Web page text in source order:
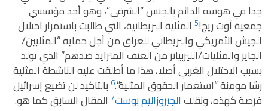
جدا في هوسه الدائم بالجنس “الشرقي”، وهو أحد مؤسسي
جمعية آوت ريج!5 المثلية البريطانية، التي طالبت باستمرار احتلال
الجيش الأمريكي والبريطاني للعراق من أجل حماية “المثليين/
الجايز والمثليات/الليزبيانز من العنف المتزايد ضدهم” الذي تولد
بسبب الاحتلال الغربي أصلا، هذا ما أطلقت عليه الناشطة المثلية
رشا مومنة “استعمار الحقوق المثلية”.6 بالتاكيد لن تضيع إسرائيل
فرصة كهذه، ونقلتالجيروزاليم بوست7 المقال السابق كما هو.